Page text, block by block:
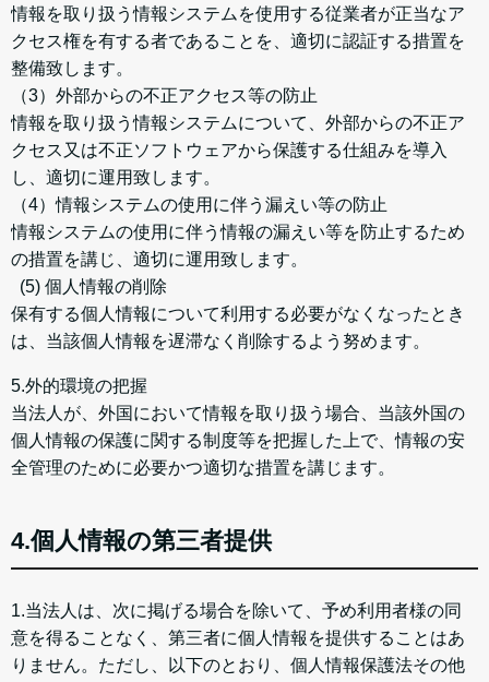
情報を取り扱う情報システムを使用する従業者が正当なア
クセス権を有する者であることを、適切に認証する措置を
整備致します。
（3）外部からの不正アクセス等の防止
情報を取り扱う情報システムについて、外部からの不正ア
クセス又は不正ソフトウェアから保護する仕組みを導入
し、適切に運用致します。
（4）情報システムの使用に伴う漏えい等の防止
情報システムの使用に伴う情報の漏えい等を防止するため
の措置を講じ、適切に運用致します。
(5) 個人情報の削除
保有する個人情報について利用する必要がなくなったとき
は、当該個人情報を遅滞なく削除するよう努めます。
5.外的環境の把握
当法人が、外国において情報を取り扱う場合、当該外国の
個人情報の保護に関する制度等を把握した上で、情報の安
全管理のために必要かつ適切な措置を講じます。
4.個人情報の第三者提供
1.当法人は、次に掲げる場合を除いて、予め利用者様の同
意を得ることなく、第三者に個人情報を提供することはあ
りません。ただし、以下のとおり、個人情報保護法その他